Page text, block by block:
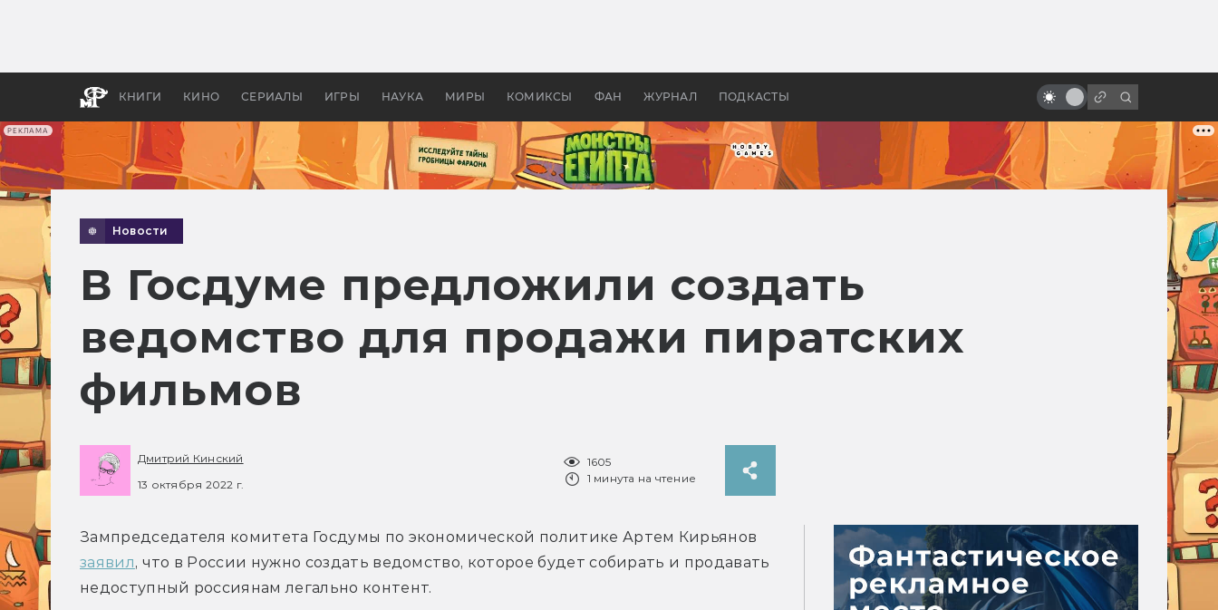
РЕКЛАМА
КНИГИ КИНО СЕРИАЛЫ ИГРЫ НАУКА МИРЫ КОМИКСЫ ФАН ЖУРНАЛ ПОДКАСТЫ
апокалипсис, в России —
бы «Властелина колец»
детектива-оккультиста
Новости
В Госдуме предложили создать
ведомство для продажи пиратских
фильмов
Дмитрий Кинский
13 октября 2022 г.
1605
1 минута на чтение
заявил, что в России нужно создать ведомство, которое будет собирать и продавать
недоступный россиянам легально контент.